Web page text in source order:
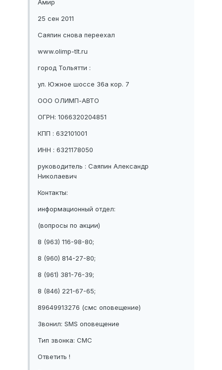
Амир
25 сен 2011
Саяпин снова переехал
www.olimp-tlt.ru
город Тольятти :
ул. Южное шоссе 36a кор. 7
ООО ОЛИМП-АВТО
ОГРН: 1066320204851
КПП : 632101001
ИНН : 6321178050
руководитель : Саяпин Александр
Николаевич
Контакты:
информационный отдел:
(вопросы по акции)
8 (963) 116-98-80;
8 (960) 814-27-80;
8 (961) 381-76-39;
8 (846) 221-67-65;
89649913276 (смс оповещение)
Звонил: SMS оповещение
Тип звонка: СМС
Ответить !